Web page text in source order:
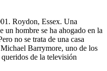
Roydon, Essex. Una
un hombre se ha ahogado en la
no se trata de una casa
Barrymore, uno de los
de la televisión